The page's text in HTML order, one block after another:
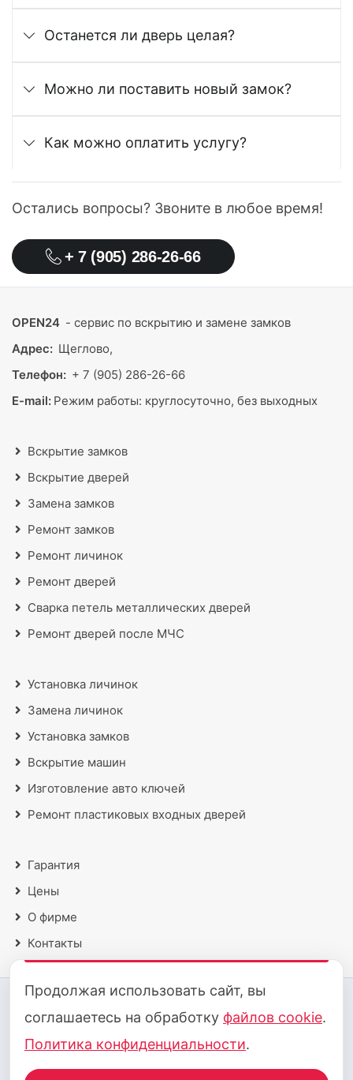
Останется ли дверь целая?
Можно ли поставить новый замок?
Как можно оплатить услугу?
Остались вопросы? Звоните в любое время!
+ 7 (905) 286-26-66
OPEN24 - сервис по вскрытию и замене замков
Адрес: Щеглово,
Телефон: + 7 (905) 286-26-66
E-mail: Режим работы: круглосуточно, без выходных
Вскрытие замков
Вскрытие дверей
Замена замков
Ремонт замков
Ремонт личинок
Ремонт дверей
Сварка петель металлических дверей
Ремонт дверей после МЧС
Установка личинок
Замена личинок
Установка замков
Вскрытие машин
Изготовление авто ключей
Ремонт пластиковых входных дверей
Гарантия
Цены
О фирме
Контакты
2018 - 2026 © Все права защищены
Политика конфиденциальности · Политика cookie
Продолжая использовать сайт, вы
соглашаетесь на обработку файлов cookie.
Политика конфиденциальности.